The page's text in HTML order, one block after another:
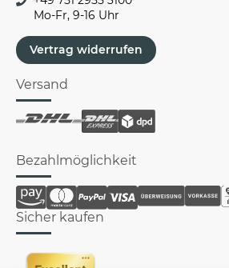
Mo-Fr, 9-16 Uhr
Vertrag widerrufen
Versand
Bezahlmöglichkeit
Sicher kaufen